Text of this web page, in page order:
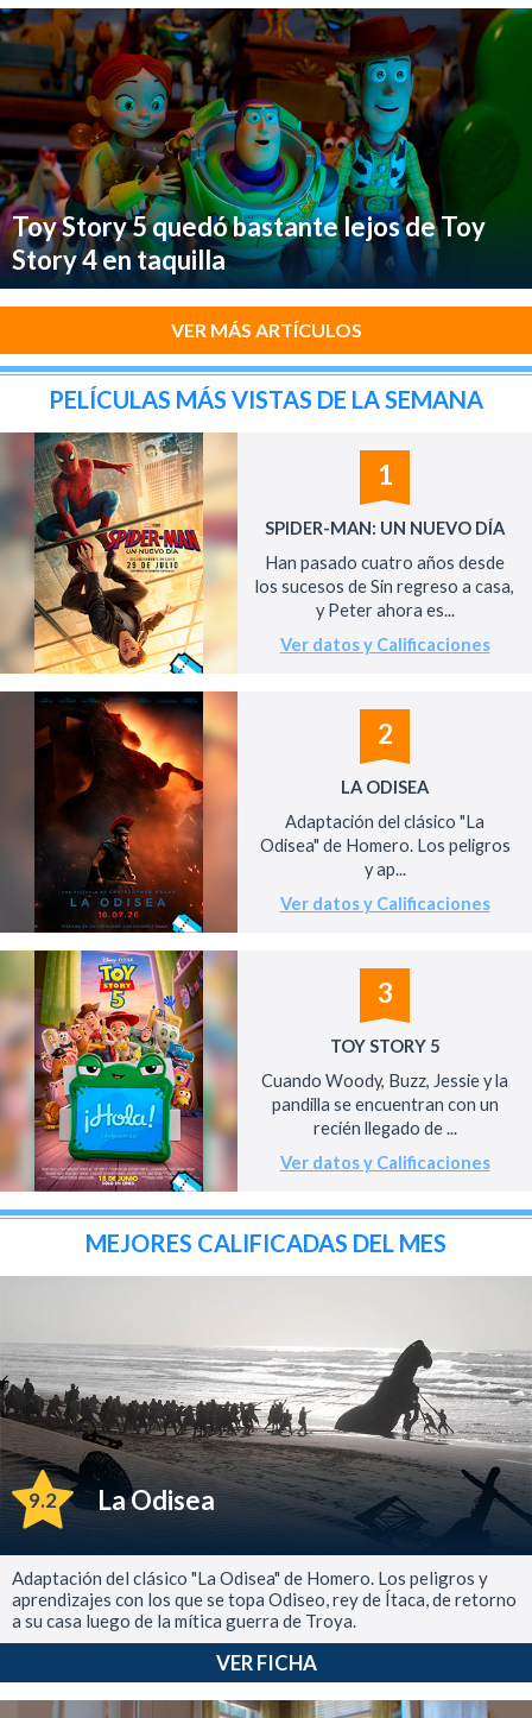
Toy Story 5 quedó bastante lejos de Toy
Story 4 en taquilla
VER MÁS ARTÍCULOS
PELÍCULAS MÁS VISTAS DE LA SEMANA
1
SPIDER-MAN: UN NUEVO DÍA
Han pasado cuatro años desde
los sucesos de Sin regreso a casa,
y Peter ahora es...
Ver datos y Calificaciones
2
LA ODISEA
Adaptación del clásico "La
Odisea" de Homero. Los peligros
y ap...
Ver datos y Calificaciones
3
TOY STORY 5
Cuando Woody, Buzz, Jessie y la
pandilla se encuentran con un
recién llegado de ...
Ver datos y Calificaciones
MEJORES CALIFICADAS DEL MES
9.2 La Odisea
Adaptación del clásico "La Odisea" de Homero. Los peligros y
aprendizajes con los que se topa Odiseo, rey de Ítaca, de retorno
a su casa luego de la mítica guerra de Troya.
VER FICHA